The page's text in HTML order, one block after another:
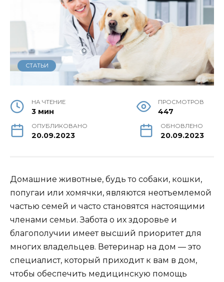
СТАТЬИ
НА ЧТЕНИЕ
3 мин
ПРОСМОТРОВ
447
ОПУБЛИКОВАНО
20.09.2023
ОБНОВЛЕНО
20.09.2023
Домашние животные, будь то собаки, кошки,
попугаи или хомячки, являются неотъемлемой
частью семей и часто становятся настоящими
членами семьи. Забота о их здоровье и
благополучии имеет высший приоритет для
многих владельцев. Ветеринар на дом — это
специалист, который приходит к вам в дом,
чтобы обеспечить медицинскую помощь